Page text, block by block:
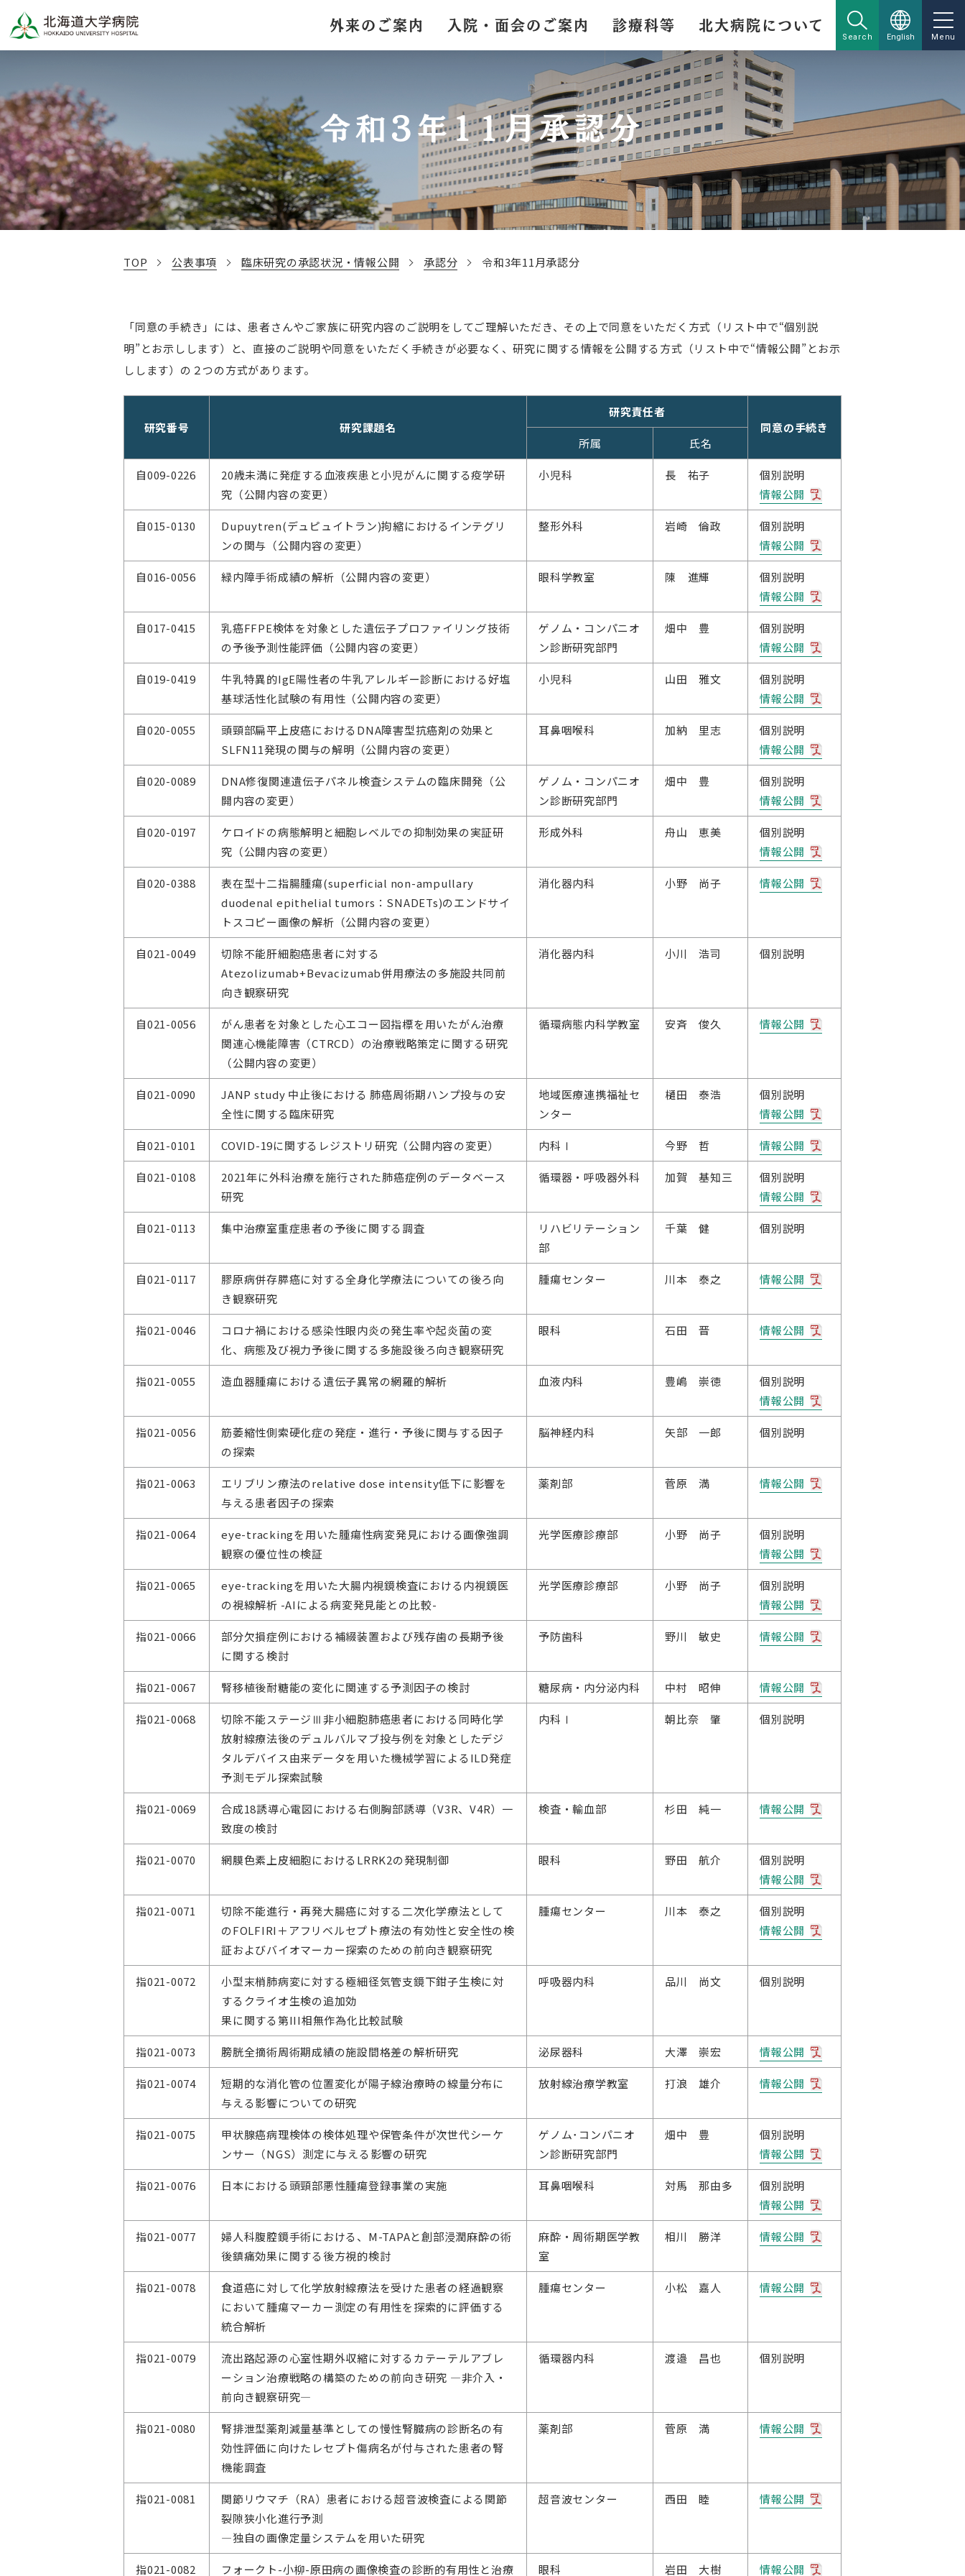
外来のご案内 入院・面会のご案内 診療科等 北大病院について
Search English Menu
令和3年11月承認分
TOP 公表事項 臨床研究の承認状況・情報公開 承認分 令和3年11月承認分
「同意の手続き」には、患者さんやご家族に研究内容のご説明をしてご理解いただき、その上で同意をいただく方式（リスト中で“個別説
明”とお示しします）と、直接のご説明や同意をいただく手続きが必要なく、研究に関する情報を公開する方式（リスト中で“情報公開”とお示
しします）の２つの方式があります。
研究番号 研究課題名
研究責任者
同意の手続き
所属
氏名
自009-0226
20歳未満に発症する血液疾患と小児がんに関する疫学研
究（公開内容の変更）
小児科 長 祐子
個別説明
情報公開
自015-0130
Dupuytren(デュピュイトラン)拘縮におけるインテグリ
ンの関与（公開内容の変更）
整形外科 岩崎 倫政
個別説明
情報公開
自016-0056 緑内障手術成績の解析（公開内容の変更） 眼科学教室 陳 進輝
個別説明
情報公開
自017-0415
乳癌FFPE検体を対象とした遺伝子プロファイリング技術
の予後予測性能評価（公開内容の変更）
ゲノム・コンパニオ
ン診断研究部門
畑中 豊
個別説明
情報公開
自019-0419
牛乳特異的IgE陽性者の牛乳アレルギー診断における好塩
基球活性化試験の有用性（公開内容の変更）
小児科 山田 雅文
個別説明
情報公開
自020-0055
頭頸部扁平上皮癌におけるDNA障害型抗癌剤の効果と
SLFN11発現の関与の解明（公開内容の変更）
耳鼻咽喉科 加納 里志
個別説明
情報公開
自020-0089
DNA修復関連遺伝子パネル検査システムの臨床開発（公
開内容の変更）
ゲノム・コンパニオ
ン診断研究部門
畑中 豊
個別説明
情報公開
自020-0197
ケロイドの病態解明と細胞レベルでの抑制効果の実証研
究（公開内容の変更）
形成外科 舟山 恵美
個別説明
情報公開
自020-0388
表在型十二指腸腫瘍(superficial non-ampullary
duodenal epithelial tumors：SNADETs)のエンドサイ
トスコピー画像の解析（公開内容の変更）
消化器内科 小野 尚子 情報公開
自021-0049
切除不能肝細胞癌患者に対する
Atezolizumab+Bevacizumab併用療法の多施設共同前
向き観察研究
消化器内科 小川 浩司 個別説明
自021-0056
がん患者を対象とした心エコー図指標を用いたがん治療
関連心機能障害（CTRCD）の治療戦略策定に関する研究
（公開内容の変更）
循環病態内科学教室 安斉 俊久 情報公開
自021-0090
JANP study 中止後における 肺癌周術期ハンプ投与の安
全性に関する臨床研究
地域医療連携福祉セ
ンター
樋田 泰浩
個別説明
情報公開
自021-0101 COVID-19に関するレジストリ研究（公開内容の変更） 内科Ⅰ 今野 哲 情報公開
自021-0108
2021年に外科治療を施行された肺癌症例のデータベース
研究
循環器・呼吸器外科 加賀 基知三
個別説明
情報公開
自021-0113 集中治療室重症患者の予後に関する調査
リハビリテーション
部
千葉 健 個別説明
自021-0117
膠原病併存膵癌に対する全身化学療法についての後ろ向
き観察研究
腫瘍センター 川本 泰之 情報公開
指021-0046
コロナ禍における感染性眼内炎の発生率や起炎菌の変
化、病態及び視力予後に関する多施設後ろ向き観察研究
眼科 石田 晋 情報公開
指021-0055 造血器腫瘍における遺伝子異常の網羅的解析 血液内科 豊嶋 崇徳
個別説明
情報公開
指021-0056
筋萎縮性側索硬化症の発症・進行・予後に関与する因子
の探索
脳神経内科 矢部 一郎 個別説明
指021-0063
エリブリン療法のrelative dose intensity低下に影響を
与える患者因子の探索
薬剤部 菅原 満 情報公開
指021-0064
eye-trackingを用いた腫瘍性病変発見における画像強調
観察の優位性の検証
光学医療診療部 小野 尚子
個別説明
情報公開
指021-0065
eye-trackingを用いた大腸内視鏡検査における内視鏡医
の視線解析 -AIによる病変発見能との比較-
光学医療診療部 小野 尚子
個別説明
情報公開
指021-0066
部分欠損症例における補綴装置および残存歯の長期予後
に関する検討
予防歯科 野川 敏史 情報公開
指021-0067 腎移植後耐糖能の変化に関連する予測因子の検討 糖尿病・内分泌内科 中村 昭伸 情報公開
指021-0068
切除不能ステージⅢ非小細胞肺癌患者における同時化学
放射線療法後のデュルバルマブ投与例を対象としたデジ
タルデバイス由来データを用いた機械学習によるILD発症
予測モデル探索試験
内科Ⅰ 朝比奈 肇 個別説明
指021-0069
合成18誘導心電図における右側胸部誘導（V3R、V4R）一
致度の検討
検査・輸血部 杉田 純一 情報公開
指021-0070 網膜色素上皮細胞におけるLRRK2の発現制御 眼科 野田 航介
個別説明
情報公開
指021-0071
切除不能進行・再発大腸癌に対する二次化学療法として
のFOLFIRI＋アフリベルセプト療法の有効性と安全性の検
証およびバイオマーカー探索のための前向き観察研究
腫瘍センター 川本 泰之
個別説明
情報公開
指021-0072
小型末梢肺病変に対する極細径気管支鏡下鉗子生検に対
するクライオ生検の追加効
果に関する第III相無作為化比較試験
呼吸器内科 品川 尚文 個別説明
指021-0073 膀胱全摘術周術期成績の施設間格差の解析研究 泌尿器科 大澤 崇宏 情報公開
指021-0074
短期的な消化管の位置変化が陽子線治療時の線量分布に
与える影響についての研究
放射線治療学教室 打浪 雄介 情報公開
指021-0075
甲状腺癌病理検体の検体処理や保管条件が次世代シーケ
ンサー（NGS）測定に与える影響の研究
ゲノム･コンパニオ
ン診断研究部門
畑中 豊
個別説明
情報公開
指021-0076 日本における頭頸部悪性腫瘍登録事業の実施 耳鼻咽喉科 対馬 那由多
個別説明
情報公開
指021-0077
婦人科腹腔鏡手術における、M-TAPAと創部浸潤麻酔の術
後鎮痛効果に関する後方視的検討
麻酔・周術期医学教
室
相川 勝洋 情報公開
指021-0078
食道癌に対して化学放射線療法を受けた患者の経過観察
において腫瘍マーカー測定の有用性を探索的に評価する
統合解析
腫瘍センター 小松 嘉人 情報公開
指021-0079
流出路起源の心室性期外収縮に対するカテーテルアブレ
ーション治療戦略の構築のための前向き研究 ―非介入・
前向き観察研究―
循環器内科 渡邉 昌也 個別説明
指021-0080
腎排泄型薬剤減量基準としての慢性腎臓病の診断名の有
効性評価に向けたレセプト傷病名が付与された患者の腎
機能調査
薬剤部 菅原 満 情報公開
指021-0081
関節リウマチ（RA）患者における超音波検査による関節
裂隙狭小化進行予測
―独自の画像定量システムを用いた研究
超音波センター 西田 睦 情報公開
指021-0082 フォークト-小柳-原田病の画像検査の診断的有用性と治療 眼科 岩田 大樹 情報公開